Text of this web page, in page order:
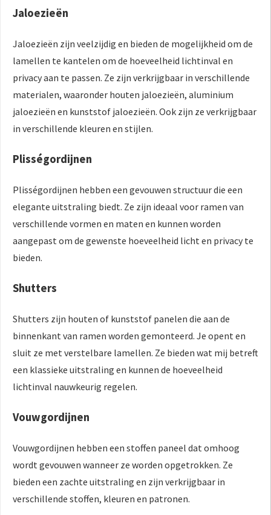
Jaloezieën
Jaloezieën zijn veelzijdig en bieden de mogelijkheid om de
lamellen te kantelen om de hoeveelheid lichtinval en
privacy aan te passen. Ze zijn verkrijgbaar in verschillende
materialen, waaronder houten jaloezieën, aluminium
jaloezieën en kunststof jaloezieën. Ook zijn ze verkrijgbaar
in verschillende kleuren en stijlen.
Plisségordijnen
Plisségordijnen hebben een gevouwen structuur die een
elegante uitstraling biedt. Ze zijn ideaal voor ramen van
verschillende vormen en maten en kunnen worden
aangepast om de gewenste hoeveelheid licht en privacy te
bieden.
Shutters
Shutters zijn houten of kunststof panelen die aan de
binnenkant van ramen worden gemonteerd. Je opent en
sluit ze met verstelbare lamellen. Ze bieden wat mij betreft
een klassieke uitstraling en kunnen de hoeveelheid
lichtinval nauwkeurig regelen.
Vouwgordijnen
Vouwgordijnen hebben een stoffen paneel dat omhoog
wordt gevouwen wanneer ze worden opgetrokken. Ze
bieden een zachte uitstraling en zijn verkrijgbaar in
verschillende stoffen, kleuren en patronen.